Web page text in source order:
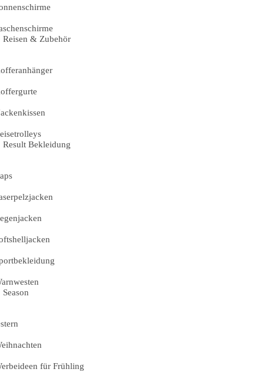
Reisen & Zubehör
Result Bekleidung
Season
für Frühling